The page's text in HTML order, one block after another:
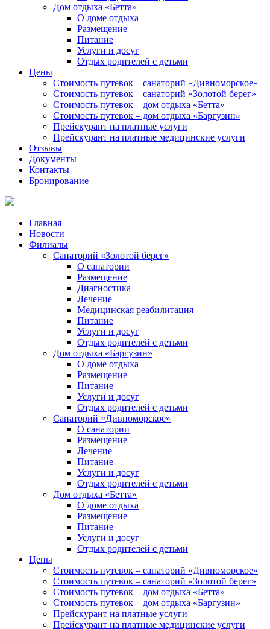
Дом отдыха «Бетта»
О доме отдыха
Размещение
Питание
Услуги и досуг
Отдых родителей с детьми
Цены
Стоимость путевок – санаторий «Дивноморское»
Стоимость путевок – санаторий «Золотой берег»
Стоимость путевок – дом отдыха «Бетта»
Стоимость путевок – дом отдыха «Баргузин»
Прейскурант на платные услуги
Прейскурант на платные медицинские услуги
Отзывы
Документы
Контакты
Бронирование
Главная
Новости
Филиалы
Санаторий «Золотой берег»
О санатории
Размещение
Диагностика
Лечение
Медицинская реабилитация
Питание
Услуги и досуг
Отдых родителей с детьми
Дом отдыха «Баргузин»
О доме отдыха
Размещение
Питание
Услуги и досуг
Отдых родителей с детьми
Санаторий «Дивноморское»
О санатории
Размещение
Лечение
Питание
Услуги и досуг
Отдых родителей с детьми
Дом отдыха «Бетта»
О доме отдыха
Размещение
Питание
Услуги и досуг
Отдых родителей с детьми
Цены
Стоимость путевок – санаторий «Дивноморское»
Стоимость путевок – санаторий «Золотой берег»
Стоимость путевок – дом отдыха «Бетта»
Стоимость путевок – дом отдыха «Баргузин»
Прейскурант на платные услуги
Прейскурант на платные медицинские услуги